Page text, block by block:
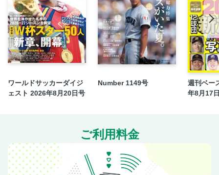
ヘッドデータはウソつかない
新ゴルルとルール
このコース、いいんじゃない？
キャメロンマニア宣言
今週の推しメシ
ゴルフダイジェスト公式通販サイト「ゴルフポケット」
ワールドサッカーダイジ
ェスト 2026年8月20日号
Number 1149号
週刊ベー
年8月17
ご利用料金